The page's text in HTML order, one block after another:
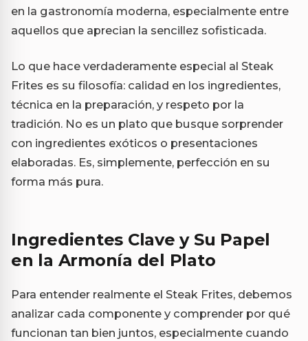
en la gastronomía moderna, especialmente entre
aquellos que aprecian la sencillez sofisticada.
Lo que hace verdaderamente especial al Steak
Frites es su filosofía: calidad en los ingredientes,
técnica en la preparación, y respeto por la
tradición. No es un plato que busque sorprender
con ingredientes exóticos o presentaciones
elaboradas. Es, simplemente, perfección en su
forma más pura.
Ingredientes Clave y Su Papel
en la Armonía del Plato
Para entender realmente el Steak Frites, debemos
analizar cada componente y comprender por qué
funcionan tan bien juntos, especialmente cuando